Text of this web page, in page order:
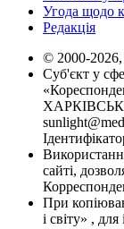
Угода щодо
Редакція
© 2000-2026,
Суб'єкт у
сайті,
При
і світу» ,